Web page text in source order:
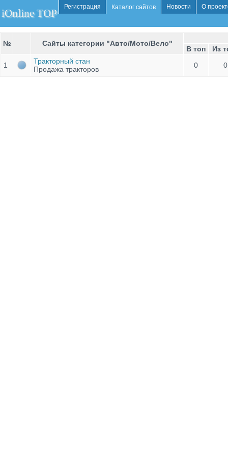
iOnline TOP
Регистрация Каталог сайтов Новости О
№ Сайты категории "Авто/Мото/Вело"
В топ
Из
1
Тракторный стан
Продажа тракторов
0 0